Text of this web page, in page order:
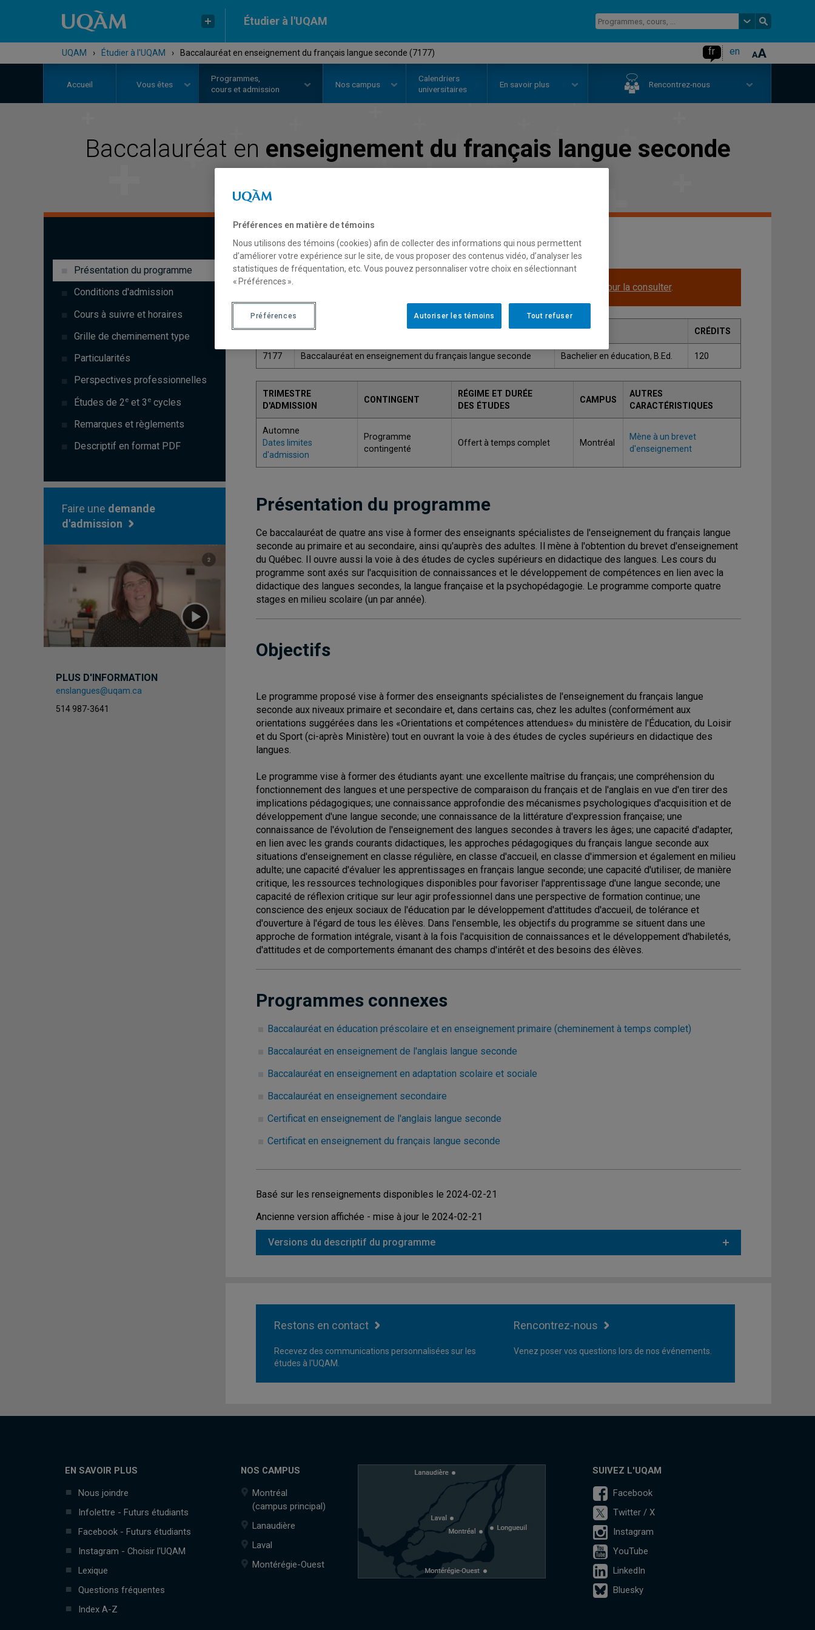
Étudier à l'UQAM
UQAM › Étudier à l'UQAM › Baccalauréat en enseignement du français langue seconde (7177) fr en
Accueil Vous êtes
Programmes,
cours et admission
Nos campus
Calendriers
universitaires
En savoir plus Rencontrez-nous
Baccalauréat en enseignement du français langue seconde
Présentation du programme
Conditions d'admission
Cours à suivre et horaires
Grille de cheminement type
Particularités
Perspectives professionnelles
Études de 2 e et 3 e cycles
Remarques et règlements
Descriptif en format PDF
Faire une demande
d'admission
PLUS D'INFORMATION
enslangues@uqam.ca
514 987-3641
Cliquez ici pour la consulter.
CODE TITRE GRADE CRÉDITS
7177 Baccalauréat en enseignement du français langue seconde Bachelier en éducation, B.Ed. 120
TRIMESTRE
D'ADMISSION
CONTINGENT
RÉGIME ET DURÉE
DES ÉTUDES
CAMPUS
AUTRES
CARACTÉRISTIQUES
Automne
Dates limites
d'admission
Programme
contingenté
Offert à temps complet Montréal
Mène à un brevet
d'enseignement
Présentation du programme
Ce baccalauréat de quatre ans vise à former des enseignants spécialistes de l'enseignement du français langue
seconde au primaire et au secondaire, ainsi qu'auprès des adultes. Il mène à l'obtention du brevet d'enseignement
du Québec. Il ouvre aussi la voie à des études de cycles supérieurs en didactique des langues. Les cours du
programme sont axés sur l'acquisition de connaissances et le développement de compétences en lien avec la
didactique des langues secondes, la langue française et la psychopédagogie. Le programme comporte quatre
stages en milieu scolaire (un par année).
Objectifs
Le programme proposé vise à former des enseignants spécialistes de l'enseignement du français langue
seconde aux niveaux primaire et secondaire et, dans certains cas, chez les adultes (conformément aux
orientations suggérées dans les «Orientations et compétences attendues» du ministère de l'Éducation, du Loisir
et du Sport (ci-après Ministère) tout en ouvrant la voie à des études de cycles supérieurs en didactique des
langues.
Le programme vise à former des étudiants ayant: une excellente maîtrise du français; une compréhension du
fonctionnement des langues et une perspective de comparaison du français et de l'anglais en vue d'en tirer des
implications pédagogiques; une connaissance approfondie des mécanismes psychologiques d'acquisition et de
développement d'une langue seconde; une connaissance de la littérature d'expression française; une
connaissance de l'évolution de l'enseignement des langues secondes à travers les âges; une capacité d'adapter,
en lien avec les grands courants didactiques, les approches pédagogiques du français langue seconde aux
situations d'enseignement en classe régulière, en classe d'accueil, en classe d'immersion et également en milieu
adulte; une capacité d'évaluer les apprentissages en français langue seconde; une capacité d'utiliser, de manière
critique, les ressources technologiques disponibles pour favoriser l'apprentissage d'une langue seconde; une
capacité de réflexion critique sur leur agir professionnel dans une perspective de formation continue; une
conscience des enjeux sociaux de l'éducation par le développement d'attitudes d'accueil, de tolérance et
d'ouverture à l'égard de tous les élèves. Dans l'ensemble, les objectifs du programme se situent dans une
approche de formation intégrale, visant à la fois l'acquisition de connaissances et le développement d'habiletés,
d'attitudes et de comportements émanant des champs d'intérêt et des besoins des élèves.
Programmes connexes
Baccalauréat en éducation préscolaire et en enseignement primaire (cheminement à temps complet)
Baccalauréat en enseignement de l'anglais langue seconde
Baccalauréat en enseignement en adaptation scolaire et sociale
Baccalauréat en enseignement secondaire
Certificat en enseignement de l'anglais langue seconde
Certificat en enseignement du français langue seconde
Basé sur les renseignements disponibles le 2024-02-21
Ancienne version affichée - mise à jour le 2024-02-21
Versions du descriptif du programme
Restons en contact
Recevez des communications personnalisées sur les
études à l'UQAM.
Rencontrez-nous
Venez poser vos questions lors de nos événements.
EN SAVOIR PLUS
Nous joindre
Infolettre - Futurs étudiants
Facebook - Futurs étudiants
Instagram - Choisir l'UQAM
Lexique
Questions fréquentes
Index A-Z
NOS CAMPUS
Montréal
(campus principal)
Lanaudière
Laval
Montérégie-Ouest
SUIVEZ L'UQAM
Facebook
Twitter / X
Instagram
YouTube
LinkedIn
Bluesky
Préférences en matière de témoins
Nous utilisons des témoins (cookies) afin de collecter des informations qui nous permettent
d’améliorer votre expérience sur le site, de vous proposer des contenus vidéo, d’analyser les
statistiques de fréquentation, etc. Vous pouvez personnaliser votre choix en sélectionnant
« Préférences ».
Tout refuser
Autoriser les témoins
Préférences